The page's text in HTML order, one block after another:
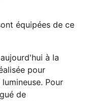
équipées de ce
à la
pour
Pour
de